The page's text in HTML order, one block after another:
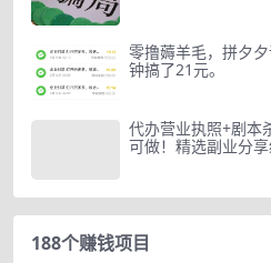
零撸薅羊毛，拼夕
钟搞了21元。
代办营业执照+剧本
可做！精选副业分享
188个赚钱项目